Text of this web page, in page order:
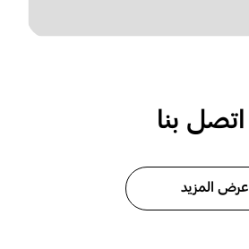
اتصل بنا
عرض المزيد